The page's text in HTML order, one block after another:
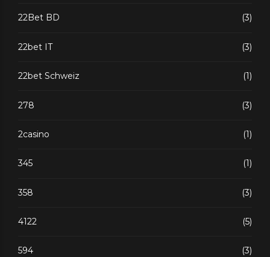
22Bet BD (3)
22bet IT (3)
22bet Schweiz (1)
278 (3)
2casino (1)
345 (1)
358 (3)
4122 (5)
594 (3)